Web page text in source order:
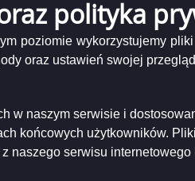
polityka
poziomie wykorzystujemy
oraz ustawień swojej
w naszym serwisie i
końcowych użytkowników.
naszego serwisu
Filipów
Miejski w Suwałkach
Dorota Sidorowicz - Naczelnik
2021-12-14
Suchocka
09-23